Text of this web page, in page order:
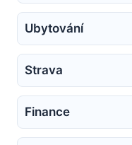
Ubytování
Strava
Finance